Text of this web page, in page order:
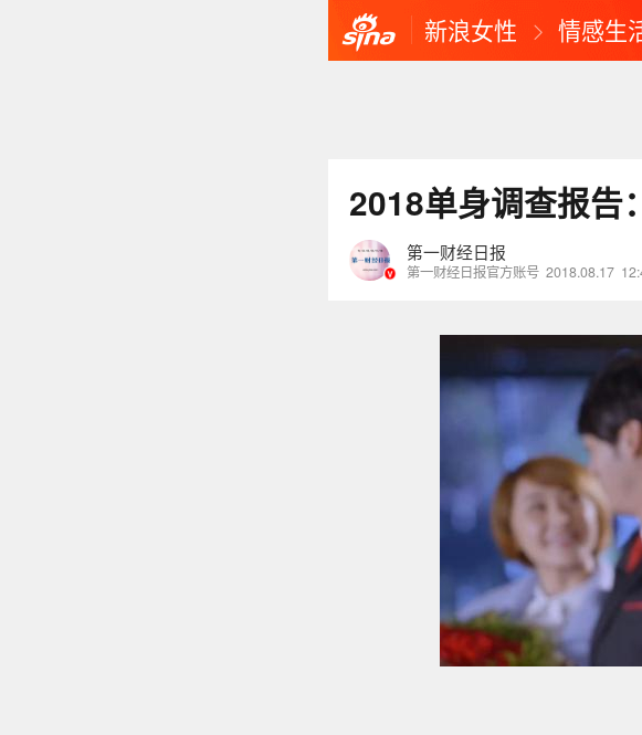
新浪女性 情感生
2018单身调查报告
第一财经日报
第一财经日报官方账号 2018.08.17